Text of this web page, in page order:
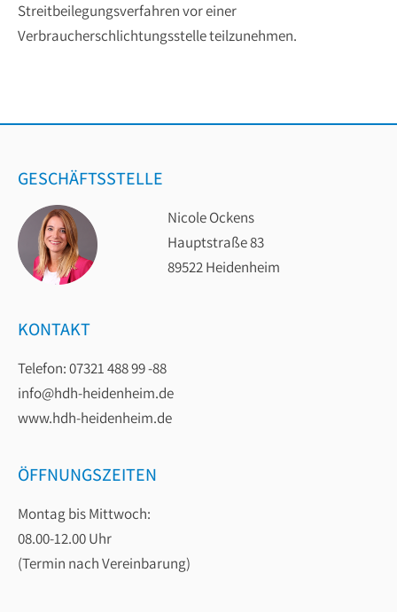
Streitbeilegungsverfahren vor einer
Verbraucherschlichtungsstelle teilzunehmen.
GESCHÄFTSSTELLE
Nicole Ockens
Hauptstraße 83
89522 Heidenheim
KONTAKT
Telefon: 07321 488 99 -88
info@hdh-heidenheim.de
www.hdh-heidenheim.de
ÖFFNUNGSZEITEN
Montag bis Mittwoch:
08.00-12.00 Uhr
(Termin nach Vereinbarung)